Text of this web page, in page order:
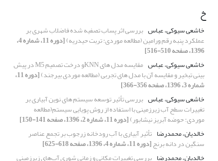
خ
خاشعی سیوکی، عباس بررسی اثر پساب تصفیه شده فاضلاب شهری بر
عملکرد پنبه رقم ورامین (مطالعه موردی: تربت حیدریه) [دوره 11، شماره 4،
1396، صفحه 510-516]
خاشعی سیوکی، عباس
مقایسه مدل های KNNو درخت تصمیم M5 در پیش
بینی تبخیر و مقایسه آن با مدل های تجربی (مطالعه موردی بیرجند) [دوره 11،
شماره 3، 1396، صفحه 356-366]
خاشعی سیوکی، عباس بررسی تأثیر توسعه سیستم های نوین آبیاری بر
تغییرات سطح آب زیرزمینی با استفاده از روش پویایی سیستم(مطالعه
موردی: حوضه آبریز نیشابور)[دوره 11، شماره 2، 1396، صفحه 141-150]
خالدیان، محمدرضا تأثیر آبیاری با آب رودخانه زرجوب بر تجمع عناصر
سنگین در دانه برنج[دوره 11، شماره 4، 1396، صفحه 618-625]
خالدیان، محمدرضا بررسی تغییرات مکانی و زمانی شوری آب‌های زیرزمینی